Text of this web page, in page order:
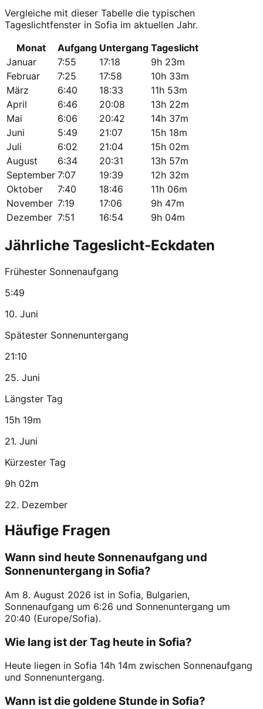
Vergleiche mit dieser Tabelle die typischen
Tageslichtfenster in Sofia im aktuellen Jahr.
Monat
Aufgang Untergang Tageslicht
Januar
7:55 17:18
9h 23m
Februar
7:25 17:58
10h 33m
März
6:40 18:33
11h 53m
April
6:46 20:08
13h 22m
Mai
6:06 20:42
14h 37m
Juni
5:49 21:07
15h 18m
Juli
6:02 21:04
15h 02m
August
6:34 20:31
13h 57m
September 7:07 19:39
12h 32m
Oktober
7:40 18:46
11h 06m
November 7:19 17:06
9h 47m
Dezember 7:51 16:54 9h 04m
Jährliche Tageslicht-Eckdaten
Frühester Sonnenaufgang
5:49
10. Juni
Spätester Sonnenuntergang
21:10
25. Juni
Längster Tag
15h 19m
21. Juni
Kürzester Tag
9h 02m
22. Dezember
Häufige Fragen
Wann sind heute Sonnenaufgang und
Sonnenuntergang in Sofia?
Am 8. August 2026 ist in Sofia, Bulgarien,
Sonnenaufgang um 6:26 und Sonnenuntergang um
20:40 (Europe/Sofia).
Wie lang ist der Tag heute in Sofia?
Heute liegen in Sofia 14h 14m zwischen Sonnenaufgang
und Sonnenuntergang.
Wann ist die goldene Stunde in Sofia?